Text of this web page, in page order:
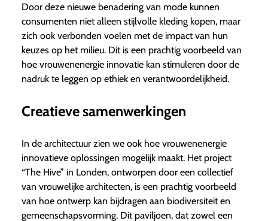
Door deze nieuwe benadering van mode kunnen
consumenten niet alleen stijlvolle kleding kopen, maar
zich ook verbonden voelen met de impact van hun
keuzes op het milieu. Dit is een prachtig voorbeeld van
hoe vrouwenenergie innovatie kan stimuleren door de
nadruk te leggen op ethiek en verantwoordelijkheid.
Creatieve samenwerkingen
In de architectuur zien we ook hoe vrouwenenergie
innovatieve oplossingen mogelijk maakt. Het project
“The Hive” in Londen, ontworpen door een collectief
van vrouwelijke architecten, is een prachtig voorbeeld
van hoe ontwerp kan bijdragen aan biodiversiteit en
gemeenschapsvorming. Dit paviljoen, dat zowel een